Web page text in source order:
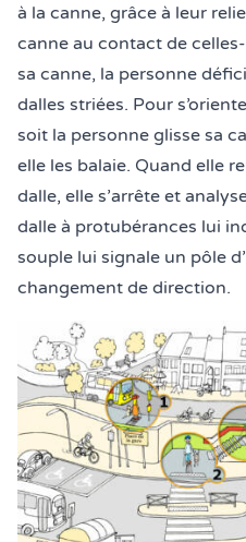
à la canne, grâce à leur
canne au contact de
sa canne, la personne
dalles striées. Pour
soit la personne glisse sa
elle les balaie. Quand elle
dalle, elle s’arrête et
dalle à protubérances lui
souple lui signale un pôle
changement de direction.